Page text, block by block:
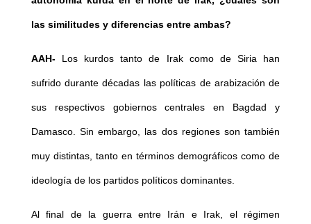
las similitudes y diferencias entre ambas?
AAH-Los kurdos tanto de Irak como de Siria han
sufrido durante décadas las políticas de arabización de
sus respectivos gobiernos centrales en Bagdad y
Damasco. Sin embargo, las dos regiones son también
muy distintas, tanto en términos demográficos como de
ideología de los partidos políticos dominantes.
Al final de la guerra entre Irán e Irak, el régimen